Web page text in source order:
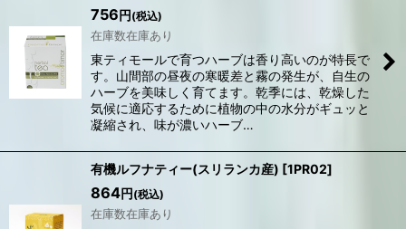
756 円 (税込)
在庫数在庫あり
東ティモールで育つハーブは香り高いのが特長で
す。山間部の昼夜の寒暖差と霧の発生が、自生の
ハーブを美味しく育てます。乾季には、乾燥した
気候に適応するために植物の中の水分がギュッと
凝縮され、味が濃いハーブ…
有機ルフナティー(スリランカ産) [1PR02]
864円 (税込)
在庫数在庫あり